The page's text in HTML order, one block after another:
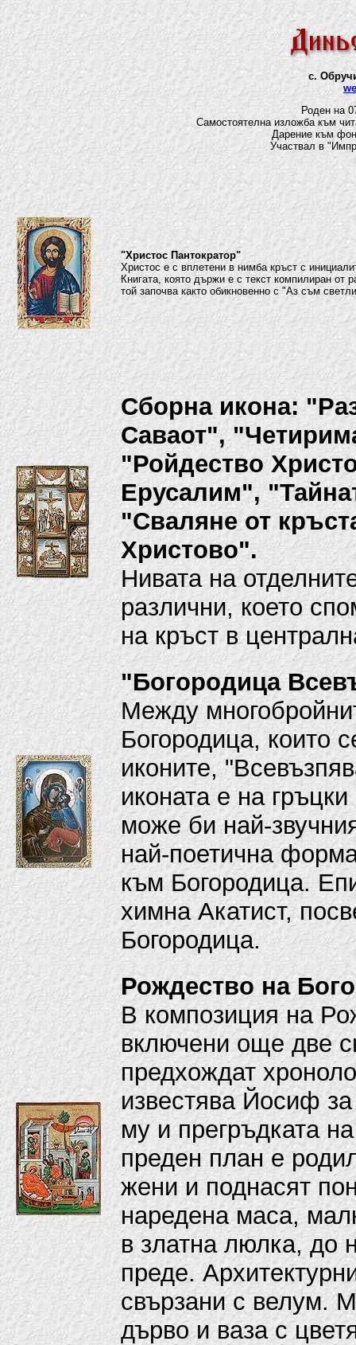
с.
Роден на
Самостоятелна изложба към
Дарение към
Участвал в
"Христос Пантократор"
Христос е с вплетени в нимба кръст с
Книгата, която държи е с текст компилиран от
той започва както обикновенно с "Аз съм
Сборна икона:
Саваот",
"Ройдество
Ерусалим",
"Сваляне от
Христово".
Нивата на
различни, което
на кръст в
"Богородица
Между
Богородица, които
иконите,
иконата е на
може би най-
най-поетична
към Богородица.
химна Акатист,
Богородица.
Рождество на
В композиция на
включени още две
предхождат
известява Йосиф
му и прегръдката
преден план е
жени и поднасят
наредена маса,
в златна люлка, до
преде.
свързани с велум.
дърво и ваза с